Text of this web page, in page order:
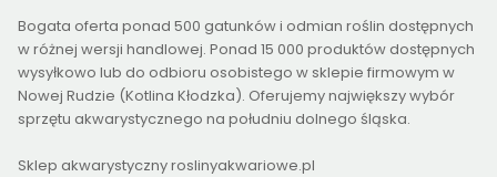
Bogata oferta ponad 500 gatunków i odmian roślin dostępnych
w różnej wersji handlowej. Ponad 15 000 produktów dostępnych
wysyłkowo lub do odbioru osobistego w sklepie firmowym w
Nowej Rudzie (Kotlina Kłodzka). Oferujemy największy wybór
sprzętu akwarystycznego na południu dolnego śląska.
Sklep akwarystyczny roslinyakwariowe.pl